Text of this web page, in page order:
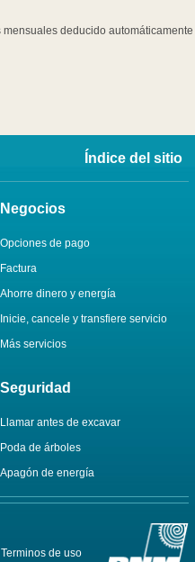
deducido
Índice del sitio
Negocios
Opciones de pago
Factura
Ahorre dinero y energía
Inicie, cancele y transfiere servicio
Más servicios
Seguridad
Llamar antes de excavar
Poda de árboles
Apagón de energía
Terminos de uso